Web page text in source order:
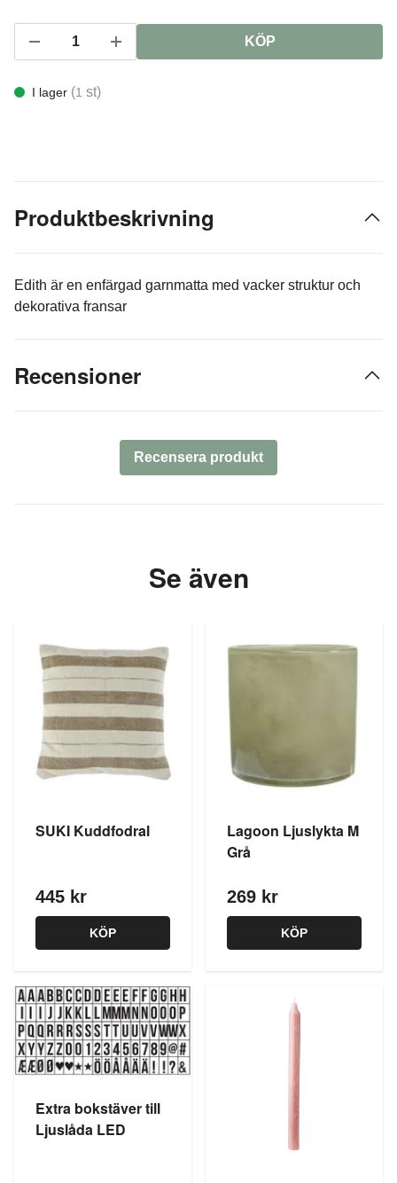
KÖP
I lager (1 st)
Produktbeskrivning
Edith är en enfärgad garnmatta med vacker struktur och
dekorativa fransar
Recensioner
Recensera produkt
Se även
SUKI Kuddfodral
445 kr
KÖP
Lagoon Ljuslykta M
Grå
269 kr
KÖP
Extra bokstäver till
Ljuslåda LED